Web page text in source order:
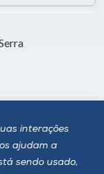
interações
ajudam a
sendo usado,